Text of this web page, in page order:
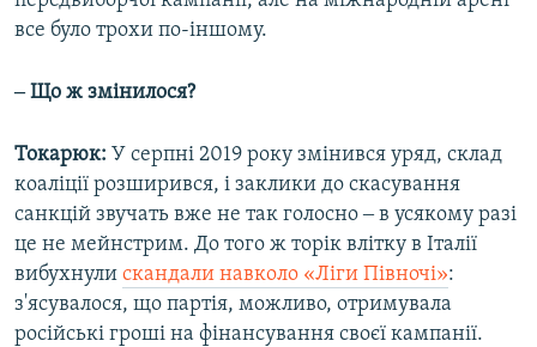
все було трохи по-іншому.
‒ Що ж змінилося?
Токарюк: У серпні 2019 року змінився уряд, склад
коаліції розширився, і заклики до скасування
санкцій звучать вже не так голосно ‒ в усякому разі
це не мейнстрим. До того ж торік влітку в Італії
вибухнули скандали навколо «Ліги Півночі»:
з'ясувалося, що партія, можливо, отримувала
російські гроші на фінансування своєї кампанії.